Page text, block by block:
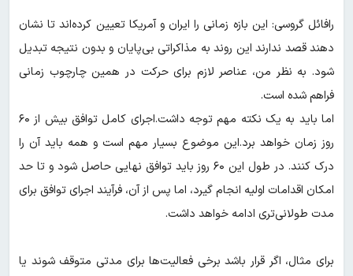
رافائل گروسی: این بازه زمانی را ایران و آمریکا تعیین کرده‌اند تا نشان
دهند قصد ندارند این روند به مذاکراتی بی‌پایان و بدون نتیجه تبدیل
شود. به نظر من، عناصر لازم برای حرکت در همین چارچوب زمانی
فراهم شده است.
اما باید به یک نکته مهم توجه داشت.اجرای کامل توافق بیش از ۶۰
روز زمان خواهد برد.این موضوع بسیار مهم است و همه باید آن را
درک کنند. در طول این ۶۰ روز باید توافق نهایی حاصل شود و تا حد
امکان اقدامات اولیه انجام گیرد، اما پس از آن، فرآیند اجرای توافق برای
مدت طولانی‌تری ادامه خواهد داشت.
برای مثال، اگر قرار باشد برخی فعالیت‌ها برای مدتی متوقف شوند یا